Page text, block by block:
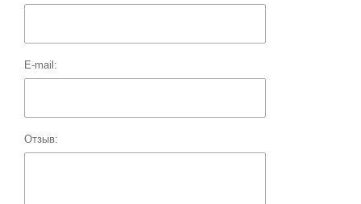
E-mail:
Отзыв: